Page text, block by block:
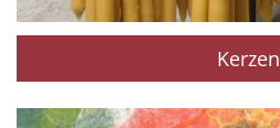
Kerzen